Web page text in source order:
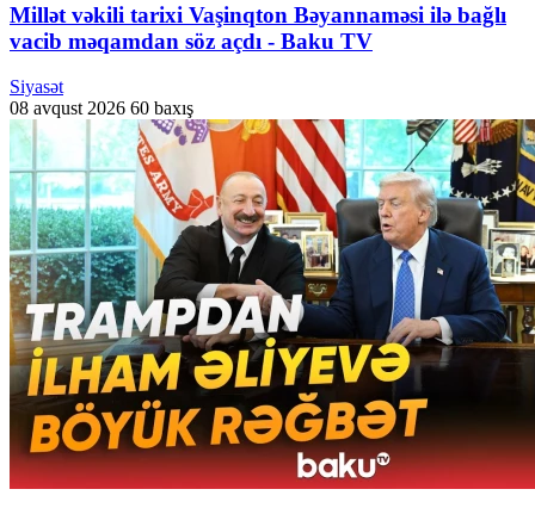
Millət vəkili tarixi Vaşinqton Bəyannaməsi ilə bağlı
vacib məqamdan söz açdı - Baku TV
Siyasət
08 avqust 2026 60 baxış